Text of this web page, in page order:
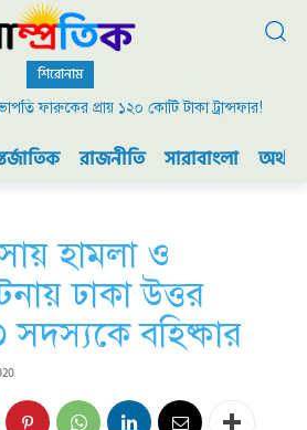
শিরোনাম
ফারুকের প্রায় ১২০ কোটি টাকা ট্রান্সফার!
রাজনীতি সারাবাংলা
হামলা ও
ঢাকা উত্তর
বহিষ্কার